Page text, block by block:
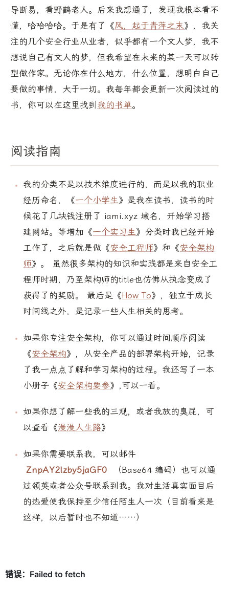
导断易，看野鹤老人。后来我想通了，发现我根本看不
懂，哈哈哈哈。于是有了《风，起于青萍之末》，我关
注的几个安全行业从业者，似乎都有一个文人梦，我不
想说自己有文人的梦，但我希望在未来的某一天可以转
型做作家。无论你在什么地方，什么位置，想明白自己
要做的事情，大于一切。我每年都会更新一次阅读过的
书，你可以在这里找到 我的书单。
阅读指南
我的分类不是以技术维度进行的，而是以我的职业
经历命名，《一个小学生》是我在读书，读书的时
候花了几块钱注册了 iami.xyz 域名，开始学习搭
建网站。等增加《一个实习生》分类时我已经开始
工作了，之后就是做《安全工程师》和《安全架构
师》。 虽然很多架构的知识和实践都是来自安全工
程师时期，乃至架构师的title也仿佛从执念变成了
获得了的奖励。 最后是《How To》，独立于成长
时间线之外，是记录一些人生相关的思考。
如果你专注安全架构，你可以通过时间顺序阅读
《安全架构》，从安全产品的部署架构开始，记录
了我一点点了解和学习架构的过程。我还写了一本
小册子《安全架构要参》,可以一看。
如果你想了解一些我的三观，或者我放的臭屁，可
以查看《漫漫人生路》
如果你需要联系我，可以邮件
ZnpAY2lzby5jaGF0
（Base64 编码）也可以通
过领英或者公众号联系到我。我对生活真实面目后
的热爱使我保持至少信任陌生人一次（目前看来是
这样，以后暂时也不知道……）